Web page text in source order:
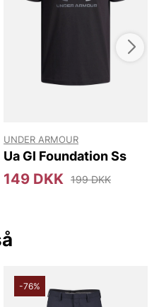
UNDER ARMOUR
Ua Gl Foundation Ss
149 DKK 199 DKK
-76%